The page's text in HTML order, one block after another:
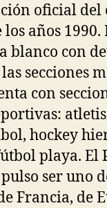
oficial del
años 1990.
blanco con
secciones
con
hockey
playa. El
ser uno
Francia, de